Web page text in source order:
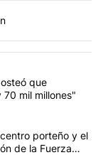
en los
para 'atajar'
que
mil millones"
F 16
porteño y el
de la Fuerza